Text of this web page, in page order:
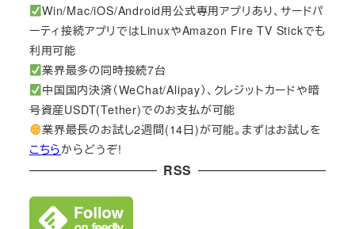
Win/Mac/iOS/Android用公式専用アプリあり、サードパ
ーティ接続アプリではLinuxやAmazon Fire TV Stickでも
利用可能
業界最多の同時接続7台
中国国内決済（WeChat/Alipay）、クレジットカードや暗
号資産USDT(Tether)でのお支払が可能
業界最長のお試し2週間(14日)が可能。まずはお試しを
こちらからどうぞ!
RSS